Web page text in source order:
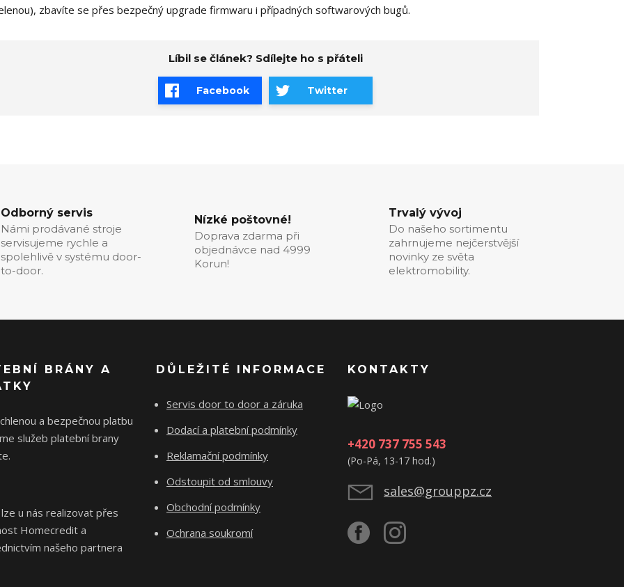
zbavíte se přes bezpečný upgrade firmwaru i případných softwarových bugů.
Líbil se článek? Sdílejte ho s přáteli
Facebook Twitter
Odborný servis
Námi prodávané stroje
servisujeme rychle a
spolehlivě v systému door-
to-door.
Nízké poštovné!
Doprava zdarma při
objednávce nad 4999
Korun!
Trvalý vývoj
Do našeho sortimentu
zahrnujeme nejčerstvější
novinky ze světa
elektromobility.
BRÁNY A
a bezpečnou platbu
služeb platební brany
u nás realizovat přes
Homecredit a
našeho partnera
DŮLEŽITÉ INFORMACE
Servis door to door a záruka
Dodací a platební podmínky
Reklamační podmínky
Odstoupit od smlouvy
Obchodní podmínky
Ochrana soukromí
KONTAKTY
+420 737 755 543
(Po-Pá, 13-17 hod.)
sales@grouppz.cz